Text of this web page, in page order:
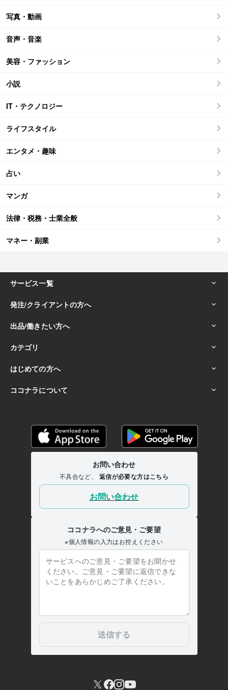
写真・動画
音声・音楽
美容・ファッション
小説
IT・テクノロジー
ライフスタイル
エンタメ・趣味
占い
マンガ
法律・税務・士業全般
マネー・副業